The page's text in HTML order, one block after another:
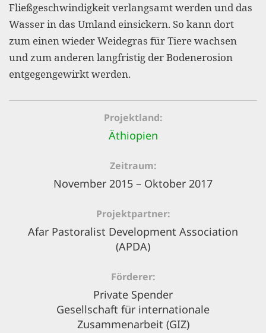
Fließgeschwindigkeit verlangsamt werden und das
Wasser in das Umland einsickern. So kann dort
zum einen wieder Weidegras für Tiere wachsen
und zum anderen langfristig der Bodenerosion
entgegengewirkt werden.
Projektland
Äthiopien
Zeitraum
November 2015 – Oktober 2017
Projektpartner
Afar Pastoralist Development Association
(APDA)
Förderer
Private Spender
Gesellschaft für internationale
Zusammenarbeit (GIZ)